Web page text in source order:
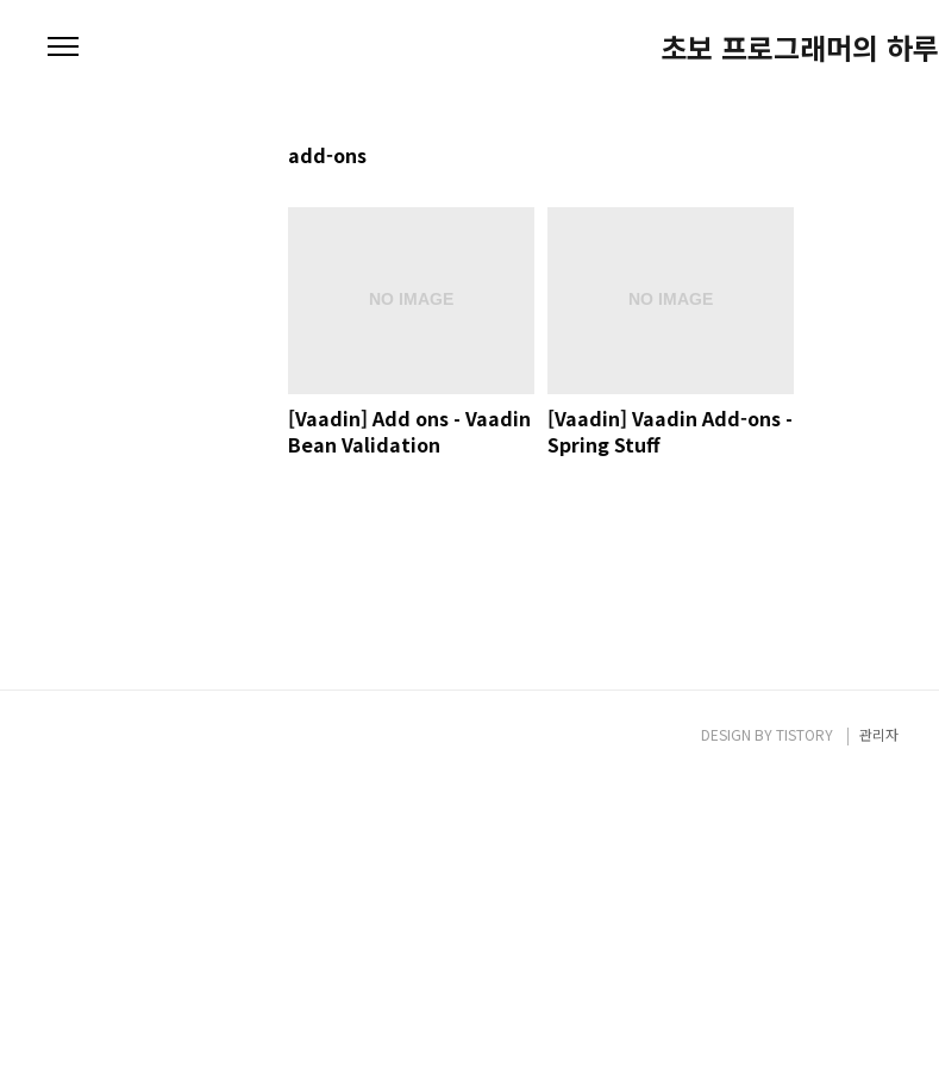
초보 프로그래머의 하루
add-ons
[Vaadin] Add ons - Vaadin
Bean Validation
[Vaadin] Vaadin Add-ons -
Spring Stuff
DESIGN BYTISTORY 관리자